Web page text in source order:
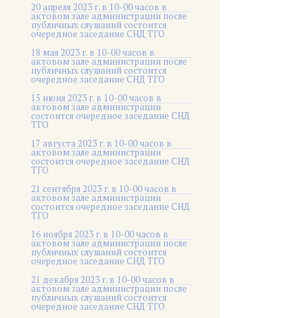
20 апреля 2023 г. в 10-00 часов в
актовом зале администрации после
публичных слушаний состоится
очередное заседание СНД ТГО
18 мая 2023 г. в 10-00 часов в
актовом зале администрации после
публичных слушаний состоится
очередное заседание СНД ТГО
15 июня 2023 г. в 10-00 часов в
актовом зале администрации
состоится очередное заседание СНД
ТГО
17 августа 2023 г. в 10-00 часов в
актовом зале администрации
состоится очередное заседание СНД
ТГО
21 сентября 2023 г. в 10-00 часов в
актовом зале администрации
состоится очередное заседание СНД
ТГО
16 ноября 2023 г. в 10-00 часов в
актовом зале администрации после
публичных слушаний состоится
очередное заседание СНД ТГО
21 декабря 2023 г. в 10-00 часов в
актовом зале администрации после
публичных слушаний состоится
очередное заседание СНД ТГО